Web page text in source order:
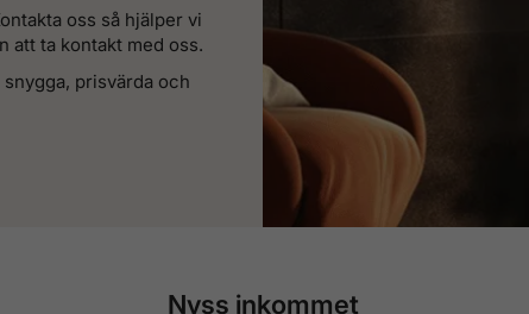
oss så hjälper vi
att ta kontakt med oss.
prisvärda och
Nyss inkommet